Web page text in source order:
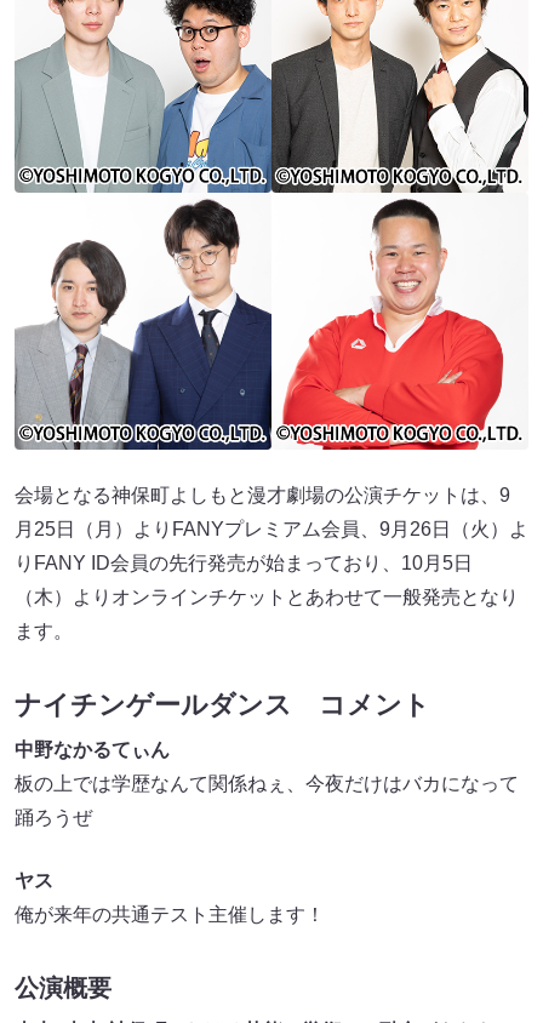
会場となる神保町よしもと漫才劇場の公演チケットは、9
月25日（月）よりFANYプレミアム会員、9月26日（火）よ
りFANY ID会員の先行発売が始まっており、10月5日
（木）よりオンラインチケットとあわせて一般発売となり
ます。
ナイチンゲールダンス コメント
中野なかるてぃん
板の上では学歴なんて関係ねぇ、今夜だけはバカになって
踊ろうぜ
ヤス
俺が来年の共通テスト主催します！
公演概要